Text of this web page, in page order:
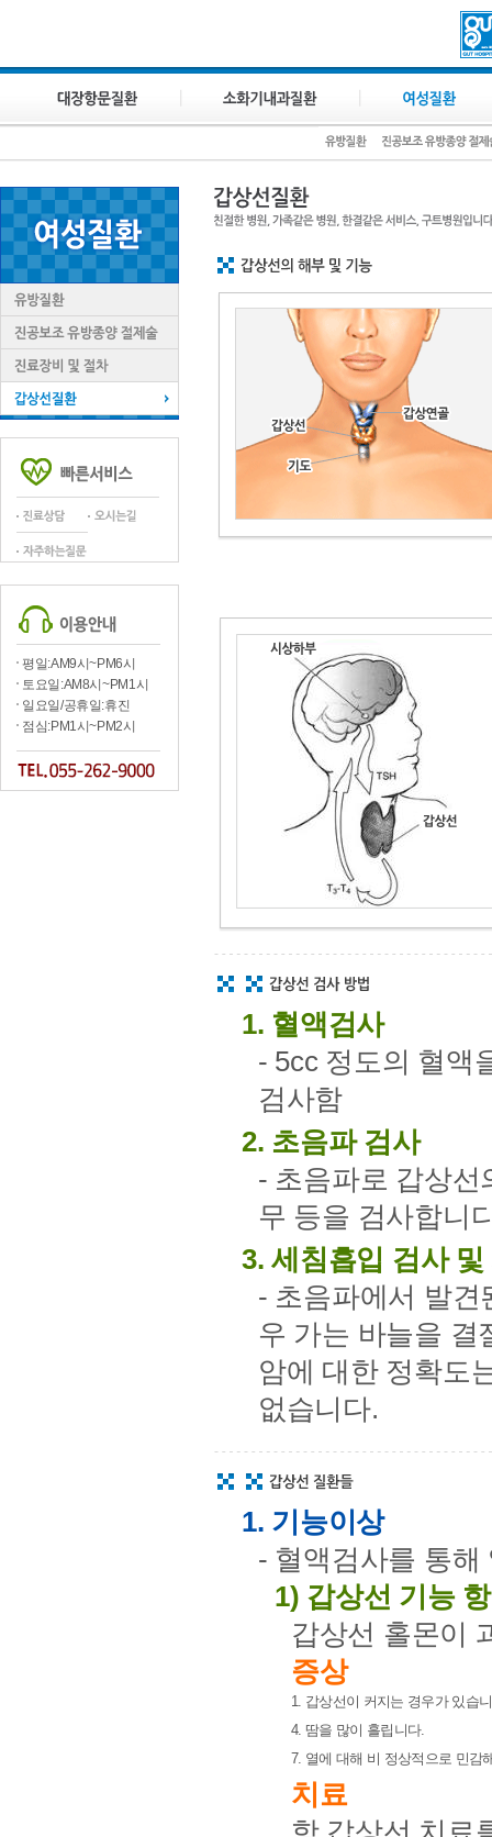
평일:AM9시~PM6시
토요일:AM8시~PM1시
일요일/공휴일:휴진
점심:PM1시~PM2시
1. 혈액검사
- 5cc 정도의 혈액
검사함
2. 초음파 검사
- 초음파로 갑상선
무 등을 검사합니
3. 세침흡입 검사
- 초음파에서 발견
우 가는 바늘을 결
암에 대한 정확도
없습니다.
1. 기능이상
- 혈액검사를 통해
1) 갑상선 기능
갑상선 홀몬이
증상
1. 갑상선이 커지는 경우가 있습
4. 땀을 많이 흘립니다.
7. 열에 대해 비 정상적으로 민감
치료